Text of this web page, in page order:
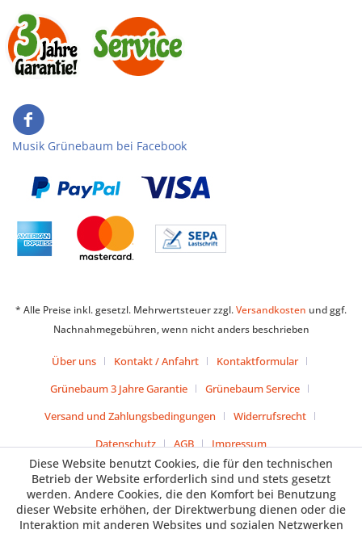
Musik Grünebaum bei Facebook
* Alle Preise inkl. gesetzl. Mehrwertsteuer zzgl.Versandkosten und ggf.
Nachnahmegebühren, wenn nicht anders beschrieben
Über uns Kontakt / Anfahrt
Kontaktformular
Grünebaum 3 Jahre Garantie
Grünebaum Service
Versand und Zahlungsbedingungen
Widerrufsrecht
Datenschutz
AGB Impressum
Diese Website benutzt Cookies, die für den technischen
Betrieb der Website erforderlich sind und stets gesetzt
werden. Andere Cookies, die den Komfort bei Benutzung
dieser Website erhöhen, der Direktwerbung dienen oder die
Interaktion mit anderen Websites und sozialen Netzwerken